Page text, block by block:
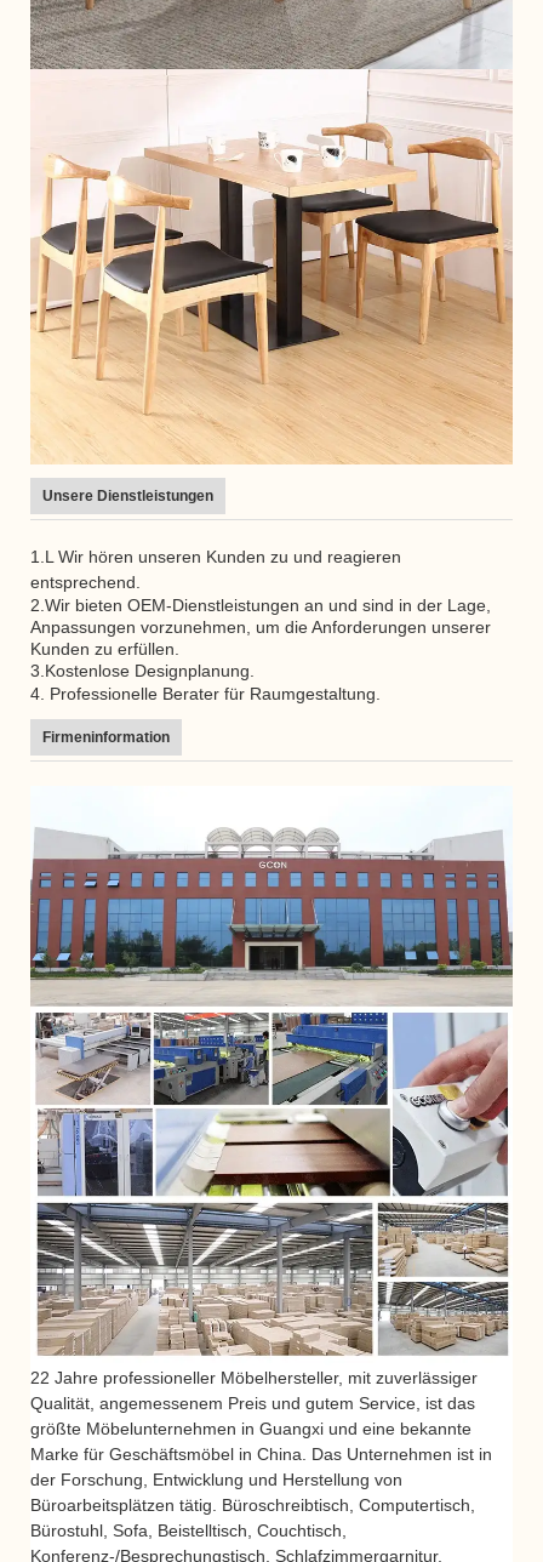
Unsere Dienstleistungen
1.LWir hören unseren Kunden zu und reagieren
entsprechend.
2.Wir bieten OEM-Dienstleistungen an und sind in der Lage,
Anpassungen vorzunehmen, um die Anforderungen unserer
Kunden zu erfüllen.
3.Kostenlose Designplanung.
4. Professionelle Berater für Raumgestaltung.
Firmeninformation
22 Jahre professioneller Möbelhersteller, mit zuverlässiger
Qualität, angemessenem Preis und gutem Service, ist das
größte Möbelunternehmen in Guangxi und eine bekannte
Marke für Geschäftsmöbel in China. Das Unternehmen ist in
der Forschung, Entwicklung und Herstellung von
Büroarbeitsplätzen tätig. Büroschreibtisch, Computertisch,
Bürostuhl, Sofa, Beistelltisch, Couchtisch,
Konferenz-/Besprechungstisch, Schlafzimmergarnitur,